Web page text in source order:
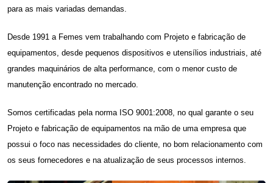
para as mais variadas demandas.
Desde 1991 a Femes vem trabalhando com Projeto e fabricação de
equipamentos, desde pequenos dispositivos e utensílios industriais, até
grandes maquinários de alta performance, com o menor custo de
manutenção encontrado no mercado.
Somos certificadas pela norma ISO 9001:2008, no qual garante o seu
Projeto e fabricação de equipamentos na mão de uma empresa que
possui o foco nas necessidades do cliente, no bom relacionamento com
os seus fornecedores e na atualização de seus processos internos.